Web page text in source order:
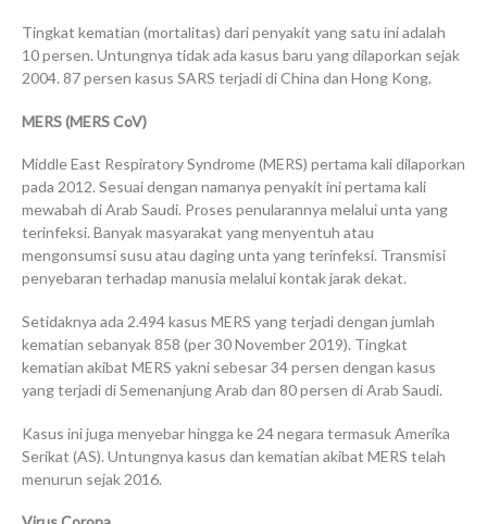
Tingkat kematian (mortalitas) dari penyakit yang satu ini adalah
10 persen. Untungnya tidak ada kasus baru yang dilaporkan sejak
2004. 87 persen kasus SARS terjadi di China dan Hong Kong.
MERS (MERS CoV)
Middle East Respiratory Syndrome (MERS) pertama kali dilaporkan
pada 2012. Sesuai dengan namanya penyakit ini pertama kali
mewabah di Arab Saudi. Proses penularannya melalui unta yang
terinfeksi. Banyak masyarakat yang menyentuh atau
mengonsumsi susu atau daging unta yang terinfeksi. Transmisi
penyebaran terhadap manusia melalui kontak jarak dekat.
Setidaknya ada 2.494 kasus MERS yang terjadi dengan jumlah
kematian sebanyak 858 (per 30 November 2019). Tingkat
kematian akibat MERS yakni sebesar 34 persen dengan kasus
yang terjadi di Semenanjung Arab dan 80 persen di Arab Saudi.
Kasus ini juga menyebar hingga ke 24 negara termasuk Amerika
Serikat (AS). Untungnya kasus dan kematian akibat MERS telah
menurun sejak 2016.